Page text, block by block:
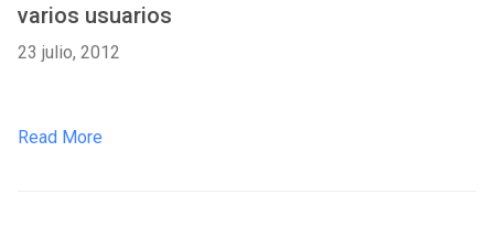
varios usuarios
23 julio, 2012
Read More